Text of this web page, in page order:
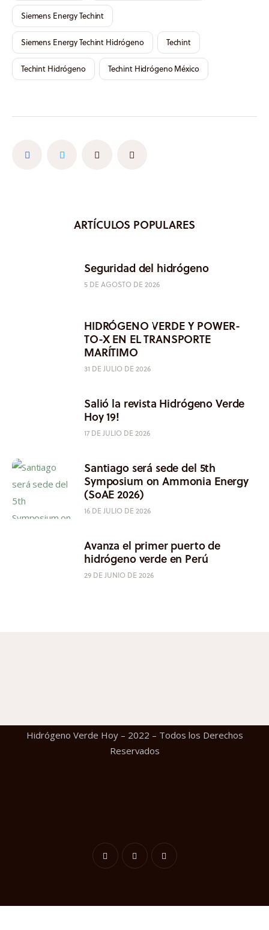
Siemens Energy Techint
Siemens Energy Techint Hidrógeno Techint
Techint Hidrógeno Techint Hidrógeno México
ARTÍCULOS POPULARES
Seguridad del hidrógeno
5 DE AGOSTO DE 2026
HIDRÓGENO VERDE Y POWER-
TO-X EN EL TRANSPORTE
MARÍTIMO
31 DE JULIO DE 2026
Salió la revista Hidrógeno Verde
Hoy 19!
17 DE JULIO DE 2026
Santiago será sede del 5th
Symposium on Ammonia Energy
(SoAE 2026)
16 DE JULIO DE 2026
Avanza el primer puerto de
hidrógeno verde en Perú
29 DE JUNIO DE 2026
Hidrógeno Verde Hoy – 2022 – Todos los Derechos
Reservados